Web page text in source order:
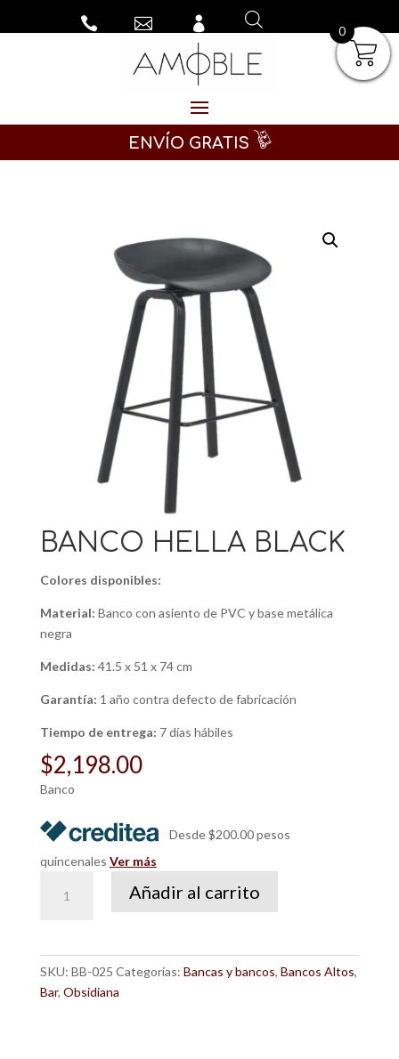
  
ENVÍO GRATIS
BANCO HELLA BLACK
Colores disponibles:
Material: Banco con asiento de PVC y base metálica
negra
Medidas: 41.5 x 51 x 74 cm
Garantía: 1 año contra defecto de fabricación
Tiempo de entrega: 7 días hábiles
$2,198.00
Banco
Desde $200.00 pesos
quincenales Ver más
Hella
Añadir al carrito
SKU: BB-025 Categorías: Bancas y bancos, Bancos Altos,
Bar, Obsidiana
0